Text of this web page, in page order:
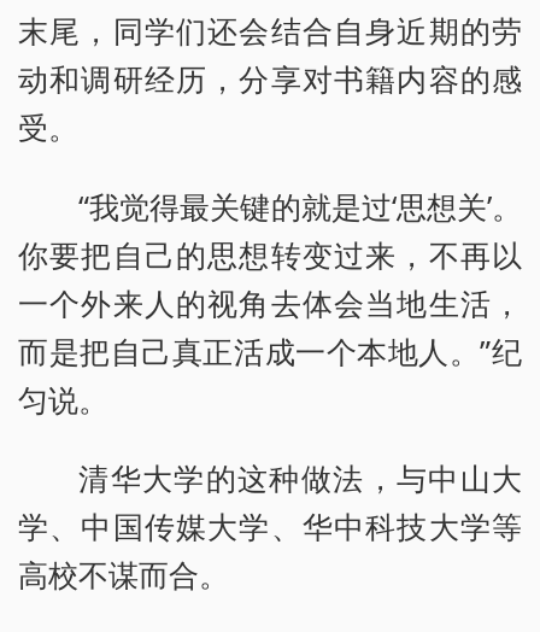
末尾，同学们还会结合自身近期的劳
动和调研经历，分享对书籍内容的感
受。
“我觉得最关键的就是过‘思想关’。
你要把自己的思想转变过来，不再以
一个外来人的视角去体会当地生活，
而是把自己真正活成一个本地人。”纪
匀说。
清华大学的这种做法，与中山大
学、中国传媒大学、华中科技大学等
高校不谋而合。